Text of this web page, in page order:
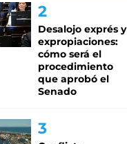
Desalojo exprés y
expropiaciones:
cómo será el
procedimiento
que aprobó el
Senado